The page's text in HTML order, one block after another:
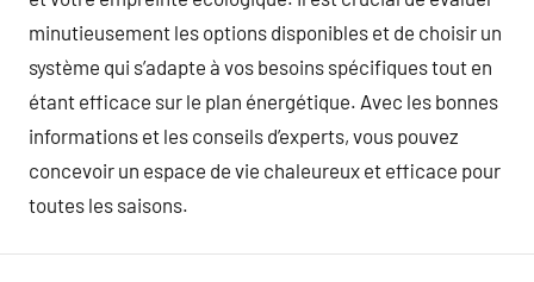
minutieusement les options disponibles et de choisir un
système qui s’adapte à vos besoins spécifiques tout en
étant efficace sur le plan énergétique. Avec les bonnes
informations et les conseils d’experts, vous pouvez
concevoir un espace de vie chaleureux et efficace pour
toutes les saisons.